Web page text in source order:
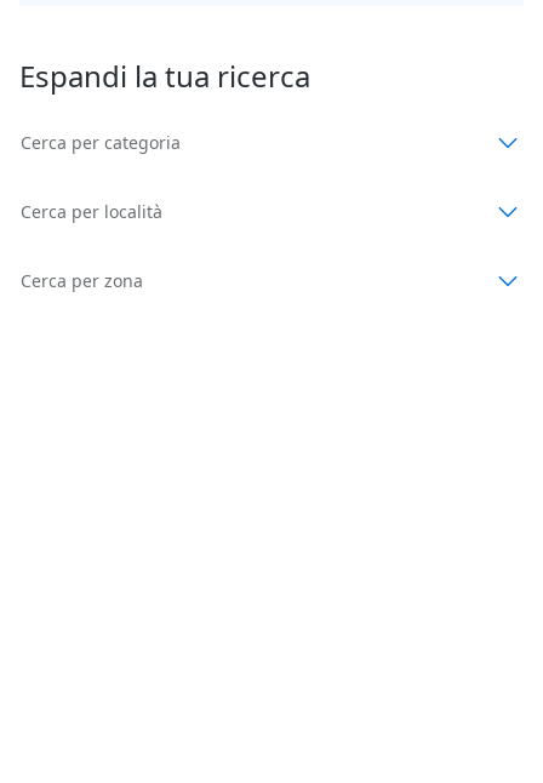
Espandi la tua ricerca
Cerca per categoria
Cerca per località
Cerca per zona